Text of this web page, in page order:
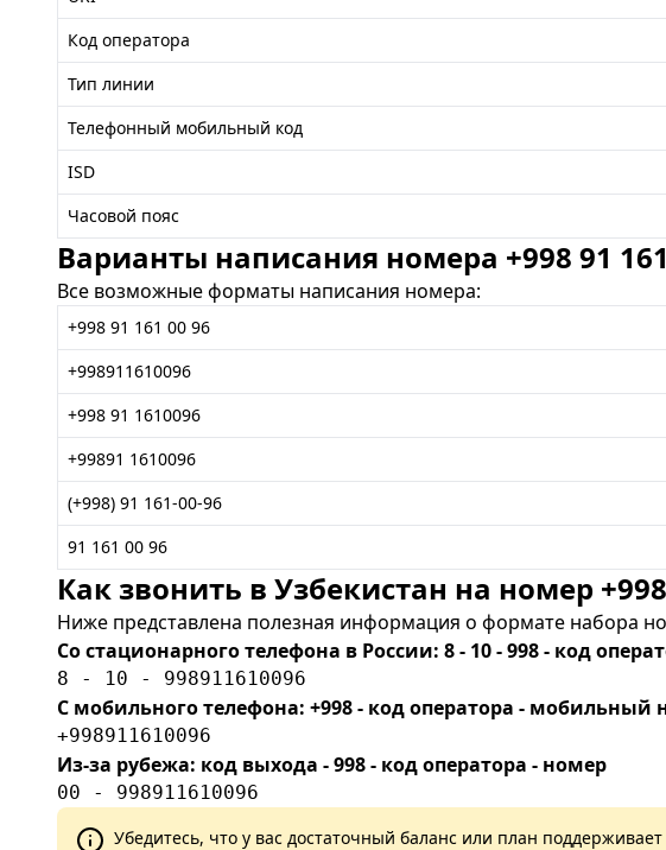
Код оператора
Тип линии
Телефонный мобильный код
ISD
Часовой пояс
Варианты написания номера +998 91
Все возможные форматы написания номера:
+998 91 161 00 96
+998911610096
+998 91 1610096
+99891 1610096
(+998) 91 161-00-96
91 161 00 96
Как звонить в Узбекистан на номер
Ниже представлена полезная информация о формате набора
Со стационарного телефона в России: 8 - 10 - 998 - код
8 - 10 - 998911610096
С мобильного телефона: +998 - код оператора - мобильный
+998911610096
Из-за рубежа: код выхода - 998 - код оператора - номер
00 - 998911610096
Убедитесь, что у вас достаточный баланс или план